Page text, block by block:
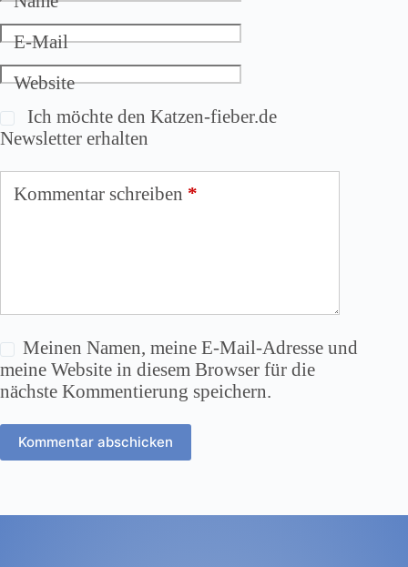
E-Mail
Website
Ich möchte den Katzen-fieber.de
Newsletter erhalten
Kommentar schreiben *
Meinen Namen, meine E-Mail-Adresse und
meine Website in diesem Browser für die
nächste Kommentierung speichern.
Kommentar abschicken